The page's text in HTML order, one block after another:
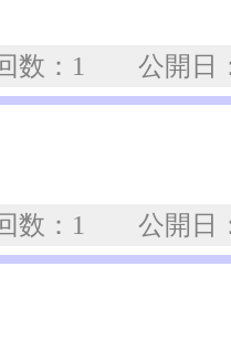
回数：1 公開
回数：1 公開